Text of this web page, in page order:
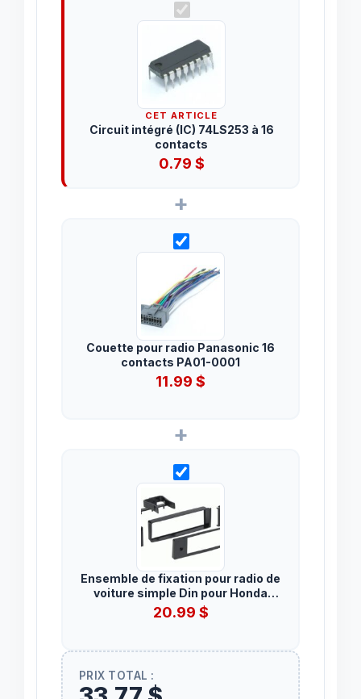
CET ARTICLE
Circuit intégré (IC) 74LS253 à 16
contacts
0.79 $
+
Couette pour radio Panasonic 16
contacts PA01-0001
11.99 $
+
Ensemble de fixation pour radio de
voiture simple Din pour Honda
Civic 1996 à 1998
20.99 $
PRIX TOTAL :